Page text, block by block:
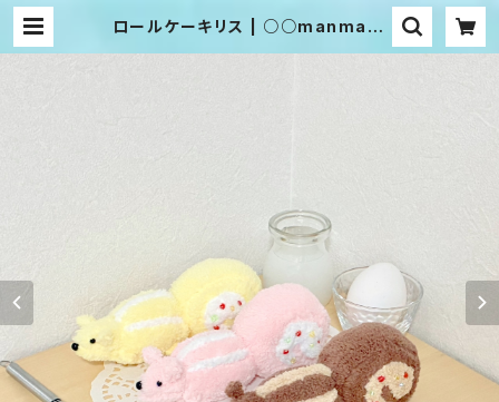
ロールケーキリス | ○○manmaru